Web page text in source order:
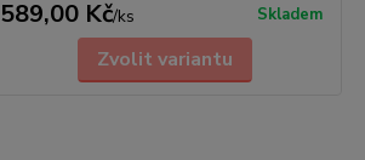
589,00 Kč/ks Skladem
Zvolit variantu